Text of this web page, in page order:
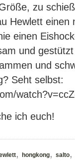
zu
Hewlett einen
einen
und
und
Seht selbst:
ich euch!
, hongkong, salto,